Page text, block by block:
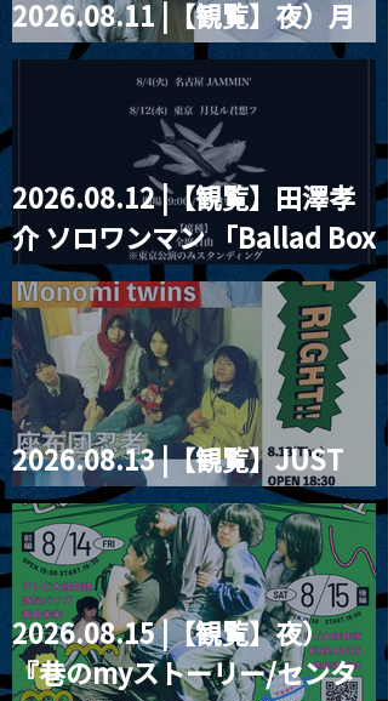
2026.08.11 |【観覧】夜）月
見ル君想フpre. Sugar Shock
2026.08.12 |【観覧】田澤孝
介 ソロワンマン 「Ballad Box
2026」
2026.08.13 |【観覧】JUST
RIGHT!! vol.26
2026.08.15 |【観覧】夜）
『巷のmyストーリー/センタ